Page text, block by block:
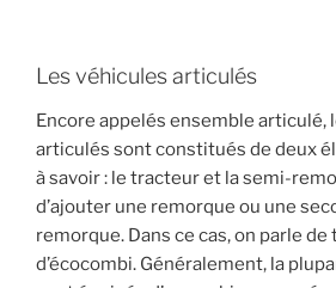
Les véhicules articulés
Encore appelés ensemble articulé,
articulés sont constitués de deux
à savoir : le tracteur et la semi-
d’ajouter une remorque ou une
remorque. Dans ce cas, on parle
d’écocombi. Généralement, la